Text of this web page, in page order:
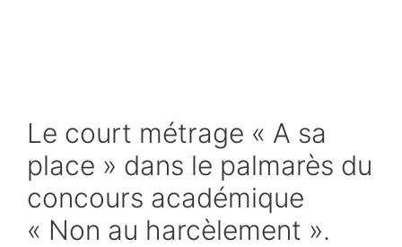
Le court métrage « A sa
place » dans le palmarès du
concours académique
« Non au harcèlement ».